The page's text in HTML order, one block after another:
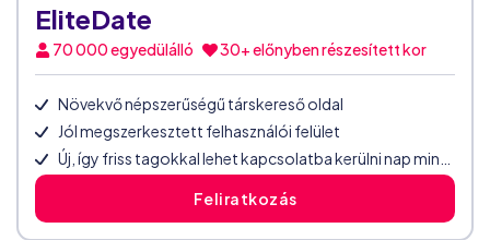
EliteDate
70 000egyedülálló 30+ előnyben részesített kor
Növekvő népszerűségű társkereső oldal
Jól megszerkesztett felhasználói felület
Feliratkozás